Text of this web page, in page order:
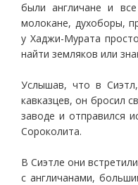
были англичане и все
молокане, духоборы,
у Хаджи-Мурата
найти земляков или
Услышав, что в
кавказцев, он бросил
заводе и отправился
Сороколита.
В Сиэтле они
с англичанами,